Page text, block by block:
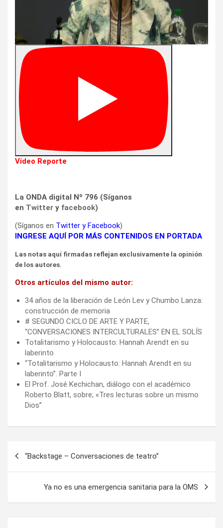
Vídeo Reporte
La ONDA digital Nº 796 (Síganos
en Twitter y facebook)
(Síganos en Twitter yFacebook)
INGRESE AQUÍ POR MÁS CONTENIDOS EN PORTADA
Las notas aquí firmadas reflejan exclusivamente la opinión
de los autores.
Otros artículos del mismo autor:
34 años de la liberación de León Lev y Chumbo Lanza:
construcción de memoria
# SEGUNDO CICLO DE ARTE Y PARTE,
“CONVERSACIONES INTERCULTURALES” EN EL SOLÍS
Totalitarismo y Holocausto: Hannah Arendt en su
laberinto
“Totalitarismo y Holocausto: Hannah Arendt en su
laberinto”. Parte I
El Prof. José Kechichan, diálogo con el académico
Roberto Blatt, sobre; «Tres lecturas sobre un mismo
Dios”
entradas
“Backstage – Conversaciones de teatro”
Ya no es una emergencia sanitaria para la OMS